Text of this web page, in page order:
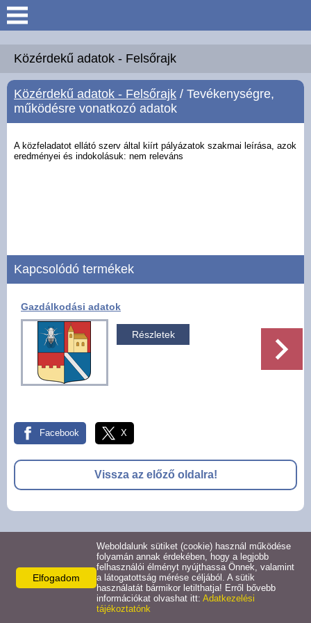
Keresés
Köszöntő
Hírek
Felsőrajk
Pályázatok
Választási információk -
Felsőrajk
Választási információk -
Alsórajk
Közérdekű adatok -
Alsórajk
Közérdekű adatok - Felsőrajk
Közérdekű adatok - Felsőrajk / Tevékenységre,
működésre vonatkozó adatok
A közfeladatot ellátó szerv által kiírt pályázatok szakmai leírása, azok
eredményei és indokolásuk: nem releváns
Kapcsolódó termékek
Gazdálkodási adatok
Részletek
Facebook X
Vissza az előző oldalra!
Adatkezelési tájékoztató
Oldal információk Impresszum
Elfogadom
Weboldalunk sütiket (cookie) használ működése
folyamán annak érdekében, hogy a legjobb
felhasználói élményt nyújthassa Önnek, valamint
a látogatottság mérése céljából. A sütik
használatát bármikor letilthatja! Erről bővebb
információkat olvashat itt: Adatkezelési
tájékoztatónk